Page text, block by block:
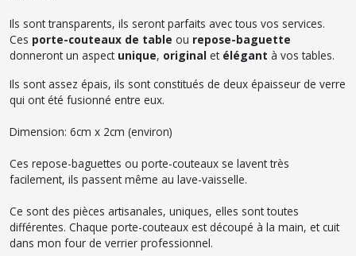
Ils sont transparents, ils seront parfaits avec tous vos services.
Ces porte-couteaux de table ou repose-baguette
donneront un aspect unique, original et élégant à vos tables.
Ils sont assez épais, ils sont constitués de deux épaisseur de verre
qui ont été fusionné entre eux.
Dimension: 6cm x 2cm (environ)
Ces repose-baguettes ou porte-couteaux se lavent très
facilement, ils passent même au lave-vaisselle.
Ce sont des pièces artisanales, uniques, elles sont toutes
différentes. Chaque porte-couteaux est découpé à la main, et cuit
dans mon four de verrier professionnel.